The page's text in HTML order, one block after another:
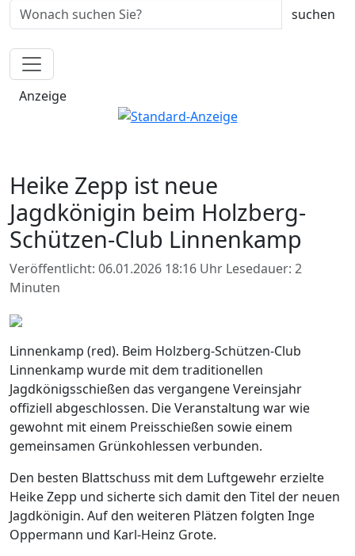
Anzeige
Heike Zepp ist neue
Jagdkönigin beim Holzberg-
Schützen-Club Linnenkamp
Veröffentlicht: 06.01.2026 18:16 Uhr Lesedauer: 2
Minuten
Linnenkamp (red). Beim Holzberg-Schützen-Club
Linnenkamp wurde mit dem traditionellen
Jagdkönigsschießen das vergangene Vereinsjahr
offiziell abgeschlossen. Die Veranstaltung war wie
gewohnt mit einem Preisschießen sowie einem
gemeinsamen Grünkohlessen verbunden.
Den besten Blattschuss mit dem Luftgewehr erzielte
Heike Zepp und sicherte sich damit den Titel der neuen
Jagdkönigin. Auf den weiteren Plätzen folgten Inge
Oppermann und Karl-Heinz Grote.